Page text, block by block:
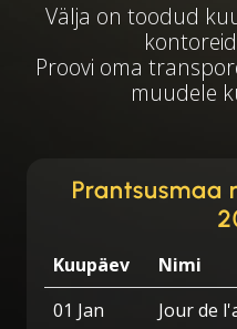
Välja on toodud
Proovi oma
muudele
Prantsusmaa
Kuupäev Nimi
01 Jan
Jour de